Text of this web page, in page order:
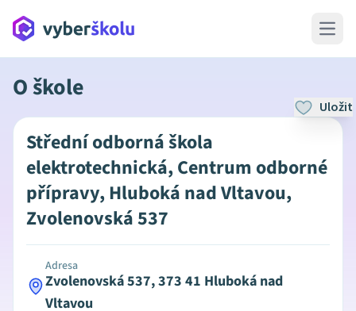
Open
O škole
Uložit
Střední odborná škola
elektrotechnická, Centrum odborné
přípravy, Hluboká nad Vltavou,
Zvolenovská 537
Adresa
Zvolenovská 537, 373 41 Hluboká nad
Vltavou